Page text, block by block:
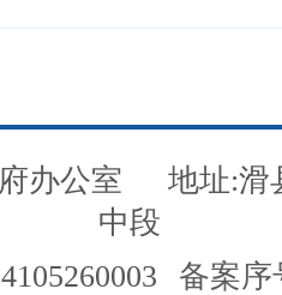
办公室
地址:滑
中段
备案序